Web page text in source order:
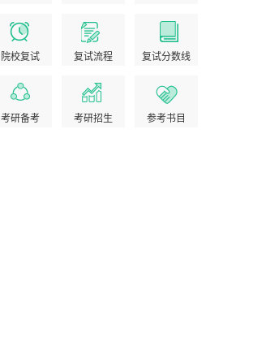
院校复试 复试流程 复试分数线
考研备考 考研招生 参考书目